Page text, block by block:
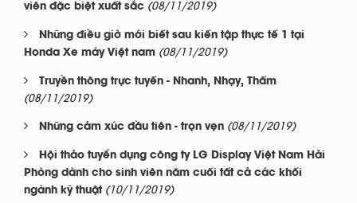
viên đặc biệt xuất sắc (08/11/2019)
Những điều giờ mới biết sau kiến tập thực tế 1 tại
Honda Xe máy Việt nam (08/11/2019)
Truyền thông trực tuyến - Nhanh, Nhạy, Thấm
(08/11/2019)
Những cảm xúc đầu tiên - trọn vẹn (08/11/2019)
Hội thảo tuyển dụng công ty LG Display Việt Nam Hải
Phòng dành cho sinh viên năm cuối tất cả các khối
ngành kỹ thuật (10/11/2019)